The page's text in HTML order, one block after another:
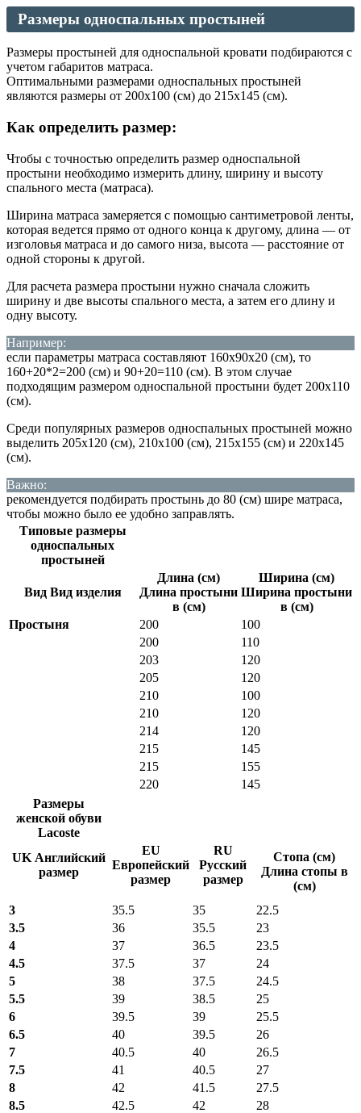
Размеры односпальных простыней
Размеры простыней для односпальной кровати подбираются с
учетом габаритов матраса.
Оптимальными размерами односпальных простыней
являются размеры от 200х100 (см) до 215х145 (см).
Как определить размер:
Чтобы с точностью определить размер односпальной
простыни необходимо измерить длину, ширину и высоту
спального места (матраса).
Ширина матраса замеряется с помощью сантиметровой ленты,
которая ведется прямо от одного конца к другому, длина — от
изголовья матраса и до самого низа, высота — расстояние от
одной стороны к другой.
Для расчета размера простыни нужно сначала сложить
ширину и две высоты спального места, а затем его длину и
одну высоту.
Например:
если параметры матраса составляют 160х90х20 (см), то
160+20*2=200 (см) и 90+20=110 (см). В этом случае
подходящим размером односпальной простыни будет 200х110
(см).
Среди популярных размеров односпальных простыней можно
выделить 205х120 (см), 210х100 (см), 215х155 (см) и 220х145
(см).
Важно:
рекомендуется подбирать простынь до 80 (см) шире матраса,
чтобы можно было ее удобно заправлять.
Типовые размеры
односпальных
простыней
Вид Вид изделия
Длина (см)
Длина простыни
в (см)
Ширина (см)
Ширина простыни
в (см)
Простыня
200
100
200
110
203
120
205
120
210
100
210
120
214
120
215
145
215
155
220
145
Размеры
женской обуви
Lacoste
UK Английский
размер
EU
Европейский
размер
RU
Русский
размер
Стопа (см)
Длина стопы в
(см)
3
35.5 35
22.5
3.5
36 35.5
23
4
37 36.5
23.5
4.5
37.5 37
24
5
38 37.5
24.5
5.5
39 38.5
25
6
39.5 39
25.5
6.5
40 39.5
26
7
40.5 40
26.5
7.5
41 40.5
27
8
42 41.5
27.5
8.5
42.5 42
28